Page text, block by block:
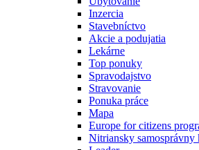
Inzercia
Stavebníctvo
Akcie a podujatia
Lekárne
Top ponuky
Spravodajstvo
Stravovanie
Ponuka práce
Mapa
Europe for citizens
Nitriansky samosprávny